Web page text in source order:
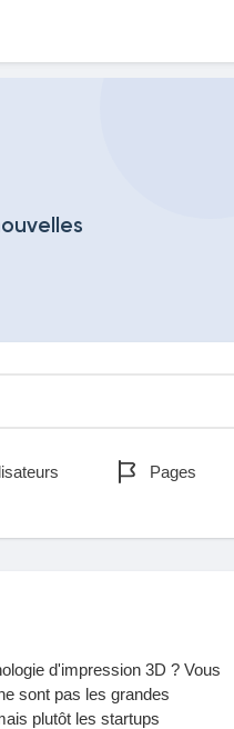
Pages
d'impression 3D ? Vous
sont pas les grandes
plutôt les startups